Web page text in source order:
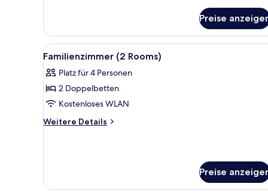
1
Doppelbett
(Cosy
Preise
Alle
Fotos
für
Familienzimmer
(2
Rooms)
Ein Schlafzimmer mit einem
16
Familienzimmer (2 Rooms)
Platz für 4 Personen
2 Doppelbetten
Kostenloses WLAN
Weitere Details
Weitere
Preise